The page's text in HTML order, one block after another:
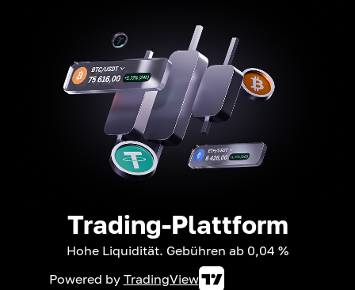
Trading-Plattform
Hohe Liquidität. Gebühren ab 0,04 %
Powered by TradingView